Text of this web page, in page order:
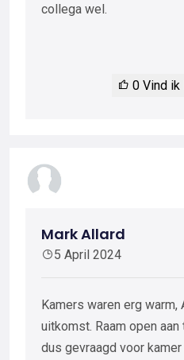
collega wel.
0 Vind ik
Mark Allard
5 April 2024
Kamers waren erg warm,
uitkomst. Raam open
dus gevraagd voor